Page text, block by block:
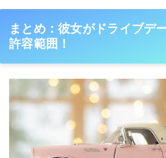
まとめ：彼女がドライブデ
許容範囲！